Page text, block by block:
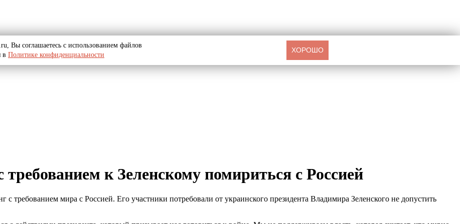
к Зеленскому помириться с Россией
требованием мира с Россией. Его участники потребовали от украинского президента Владимира Зеленского не допустить
Вы соглашаетесь с использованием файлов
в Политике конфиденциальности
ХОРОШО